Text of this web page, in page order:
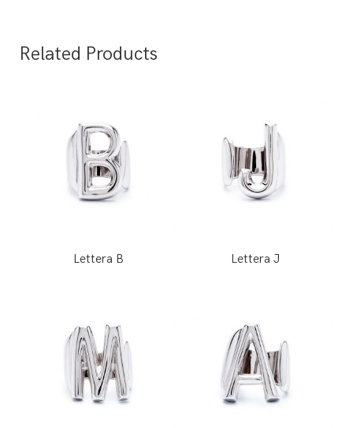
Related Products
Lettera B Lettera J